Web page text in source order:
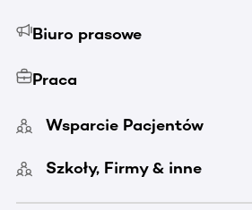
Biuro prasowe
Praca
Wsparcie Pacjentów
Szkoły, Firmy & inne